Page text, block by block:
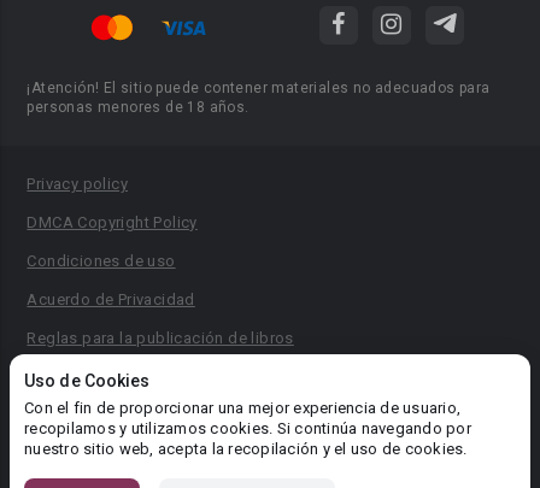
Uso de Cookies
Con el fin de proporcionar una mejor experiencia de usuario,
recopilamos y utilizamos cookies. Si continúa navegando por
nuestro sitio web, acepta la recopilación y el uso de cookies.
¡Atención! El sitio puede contener materiales no adecuados para
personas menores de 18 años.
Privacy policy
DMCA Copyright Policy
Condiciones de uso
Acuerdo de Privacidad
Reglas para la publicación de libros
Área RR.PP.: pr@booknet.com
© 2026 Booknet. Todos los derechos reservados.